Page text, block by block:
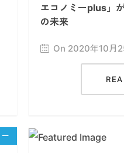
エコノミーplus」
の未来
On 2020年10月